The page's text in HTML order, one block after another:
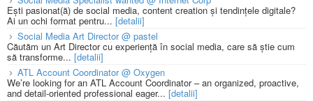
Ești pasionat(ă) de social media, content creation și tendințele digitale?
Ai un ochi format pentru... [detalii]
Social Media Art Director @ pastel
Căutăm un Art Director cu experiență în social media, care să știe cum
să transforme... [detalii]
ATL Account Coordinator @ Oxygen
We’re looking for an ATL Account Coordinator – an organized, proactive,
and detail-oriented professional eager... [detalii]